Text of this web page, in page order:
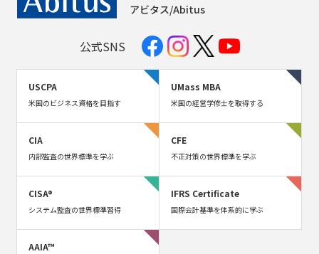
アビタス/Abitus
公式SNS
USCPA
米国のビジネス資格を目指す
UMass MBA
米国の経営学修士を取得する
CIA
内部監査の世界標準を学ぶ
CFE
不正対策の世界標準を学ぶ
CISA®
システム監査の世界標準習得
IFRS Certificate
国際会計基準を体系的に学ぶ
AAIA™